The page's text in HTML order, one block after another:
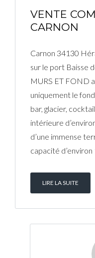
Mot de passe
VENTE
CARNON
Carnon 34130
sur le port Baisse
MURS ET FOND
uniquement le
bar, glacier,
intérieure
d’une immense
capacité
LIRE LA SUITE